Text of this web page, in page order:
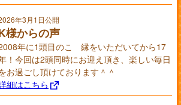
年3月1日公開
様からの声
年に1頭目のこ゚縁をいただいてから17
！今回は2頭同時にお迎え頂き、楽しい毎日
お過ごし頂けております＾＾
細はこちら